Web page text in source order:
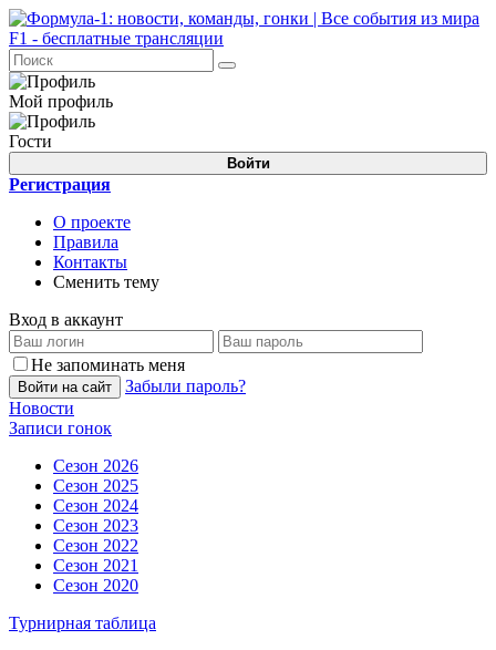
Мой профиль
Гости
Войти
Регистрация
О проекте
Правила
Контакты
Сменить тему
Вход в аккаунт
Не запоминать меня
Войти на сайт
Забыли пароль?
Новости
Записи гонок
Сезон 2026
Сезон 2025
Сезон 2024
Сезон 2023
Сезон 2022
Сезон 2021
Сезон 2020
Турнирная таблица